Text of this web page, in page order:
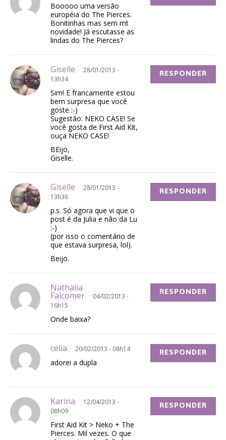
Booooo uma versão
européia do The Pierces.
Bonitinhas mas sem mt
novidade! Já escutasse as
lindas do The Pierces?
Giselle
28/01/2013 -
13h34
Sim! E francamente estou
bem surpresa que você
goste :-)
Sugestão: NEKO CASE! Se
você gosta de First Aid Kit,
ouça NEKO CASE!
BEijo,
Giselle.
RESPONDER
Giselle
28/01/2013 -
13h36
p.s. Só agora que vi que o
post é da Julia e não da Lu
:-)
(por isso o comentário de
que estava surpresa, lol).
Beijo.
RESPONDER
Nathalia
Falcomer
04/02/2013 -
16h15
Onde baixa?
RESPONDER
celia 20/02/2013 - 08h14
adorei a dupla
RESPONDER
Karina
12/04/2013 -
08h09
First Aid Kit > Neko + The
Pierces. Mil vezes. O que
RESPONDER